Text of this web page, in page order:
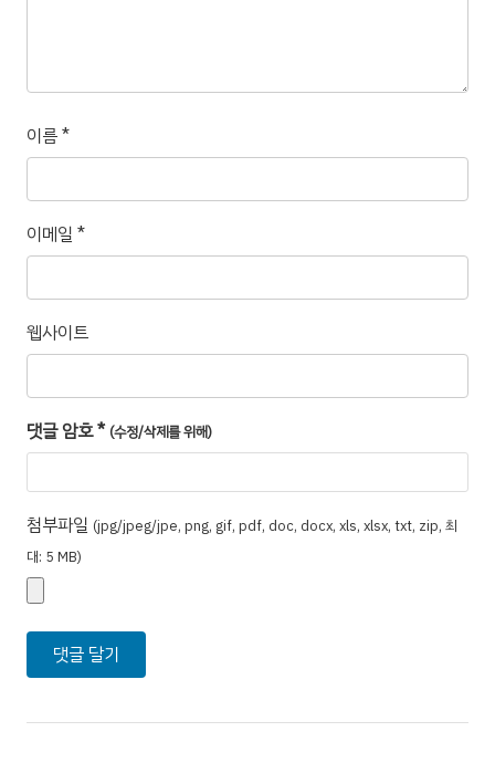
이름*
이메일 *
웹사이트
댓글 암호* (수정/삭제를 위해)
첨부파일 (jpg/jpeg/jpe, png, gif, pdf, doc, docx, xls, xlsx, txt, zip, 최
대: 5 MB)